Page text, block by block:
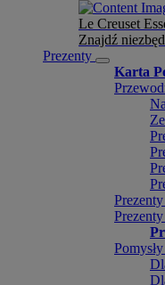
Le Creuset
Znajdź
Prezenty
Karta